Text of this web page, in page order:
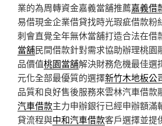
業的為周轉資金嘉義當舖推薦嘉義借
易借現金企業借貸找時光瑕疵借款粉
刺會直覺全年無休當舖打造合法在借
當舖民間借款針對需求協助辦理桃園
品價值桃園當舖解決財務危機最佳選
元化全部最優質的選擇新竹木地板公
品質和良好售後服務來雲林汽車借款
汽車借款主力申辦銀行已經申辦額滿
貸流程與中和汽車借款客戶選擇並提